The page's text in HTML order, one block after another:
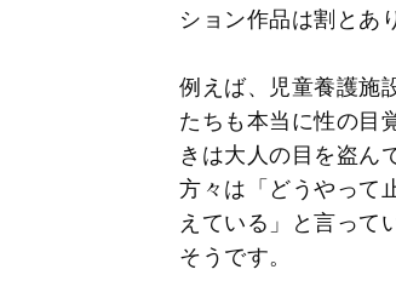
ション作品は割とあ
例えば、児童養護施
たちも本当に性の目
きは大人の目を盗ん
方々は「どうやって
えている」と言って
そうです。